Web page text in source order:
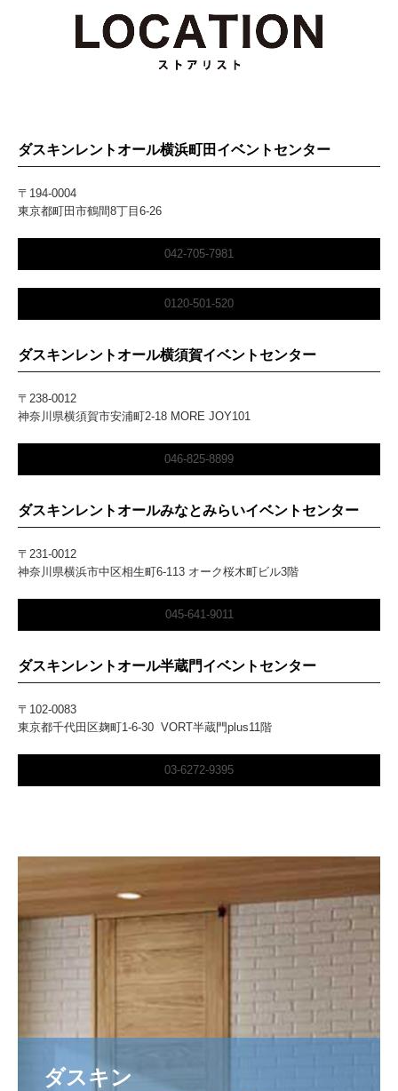
ダスキンレントオール横浜町田イベントセンター
〒194-0004
東京都町田市鶴間8丁目6-26
042-705-7981
0120-501-520
ダスキンレントオール横須賀イベントセンター
〒238-0012
神奈川県横須賀市安浦町2-18 MORE JOY101
046-825-8899
ダスキンレントオールみなとみらいイベントセンター
〒231-0012
神奈川県横浜市中区相生町6-113 オーク桜木町ビル3階
045-641-9011
ダスキンレントオール半蔵門イベントセンター
〒102-0083
東京都千代田区麹町1-6-30 VORT半蔵門plus11階
03-6272-9395
ダスキン